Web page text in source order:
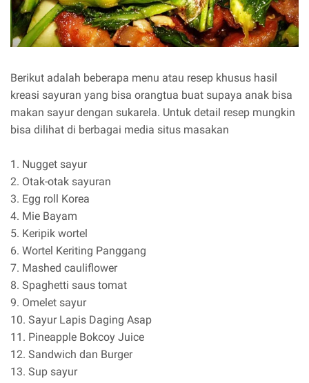
Berikut adalah beberapa menu atau resep khusus hasil
kreasi sayuran yang bisa orangtua buat supaya anak bisa
makan sayur dengan sukarela. Untuk detail resep mungkin
bisa dilihat di berbagai media situs masakan
1. Nugget sayur
2. Otak-otak sayuran
3. Egg roll Korea
4. Mie Bayam
5. Keripik wortel
6. Wortel Keriting Panggang
7. Mashed cauliflower
8. Spaghetti saus tomat
9. Omelet sayur
10. Sayur Lapis Daging Asap
11. Pineapple Bokcoy Juice
12. Sandwich dan Burger
13. Sup sayur